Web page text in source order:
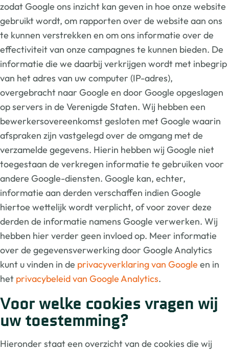
zodat Google ons inzicht kan geven in hoe onze website
gebruikt wordt, om rapporten over de website aan ons
te kunnen verstrekken en om ons informatie over de
effectiviteit van onze campagnes te kunnen bieden. De
informatie die we daarbij verkrijgen wordt met inbegrip
van het adres van uw computer (IP-adres),
overgebracht naar Google en door Google opgeslagen
op servers in de Verenigde Staten. Wij hebben een
bewerkersovereenkomst gesloten met Google waarin
afspraken zijn vastgelegd over de omgang met de
verzamelde gegevens. Hierin hebben wij Google niet
toegestaan de verkregen informatie te gebruiken voor
andere Google-diensten. Google kan, echter,
informatie aan derden verschaffen indien Google
hiertoe wettelijk wordt verplicht, of voor zover deze
derden de informatie namens Google verwerken. Wij
hebben hier verder geen invloed op. Meer informatie
over de gegevensverwerking door Google Analytics
kunt u vinden in de privacyverklaring van Google en in
het privacybeleid van Google Analytics.
Voor welke cookies vragen wij
uw toestemming?
Hieronder staat een overzicht van de cookies die wij